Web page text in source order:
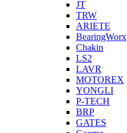
JT
TRW
ARIETE
BearingWorx
Chakin
LS2
LAVR
MOTOREX
YONGLI
P-TECH
BRP
GATES